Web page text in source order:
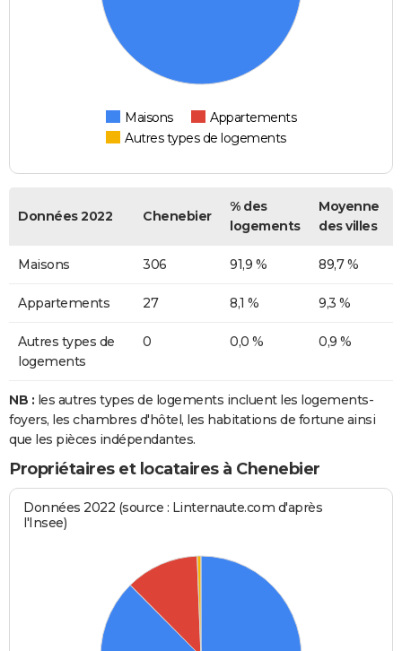
Maisons
Appartements
Autres types de logements
Données 2022 Chenebier
% des
logements
Moyenne
des villes
Maisons 306 91,9 % 89,7 %
Appartements 27 8,1 % 9,3 %
Autres types de
logements
0 0,0 % 0,9 %
NB : les autres types de logements incluent les logements-
foyers, les chambres d'hôtel, les habitations de fortune ainsi
que les pièces indépendantes.
Propriétaires et locataires à Chenebier
Données 2022 (source : Linternaute.com d'après
l'Insee)